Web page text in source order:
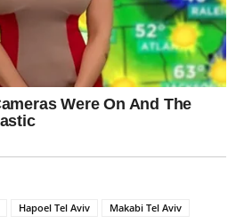
Hapoel Tel Aviv Makabi Tel Aviv